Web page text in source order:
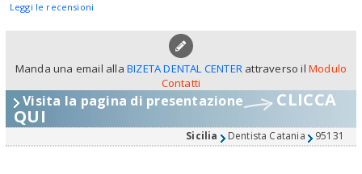
Leggi le recensioni
Manda una email alla BIZETA DENTAL CENTERattraverso il Modulo
Contatti
Visita la pagina di presentazione CLICCA
QUI
Sicilia Dentista Catania 95131